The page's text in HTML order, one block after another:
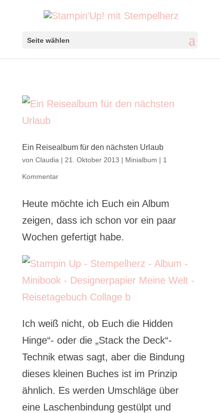
Seite wählen
Ein Reisealbum für den nächsten Urlaub
von Claudia | 21. Oktober 2013 | Minialbum | 1
Kommentar
Heute möchte ich Euch ein Album
zeigen, dass ich schon vor ein paar
Wochen gefertigt habe.
Ich weiß nicht, ob Euch die Hidden
Hinge“- oder die „Stack the Deck“-
Technik etwas sagt, aber die Bindung
dieses kleinen Buches ist im Prinzip
ähnlich. Es werden Umschläge über
eine Laschenbindung gestülpt und